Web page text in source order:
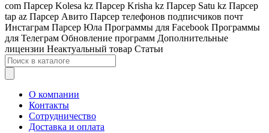
com Парсер Kolesa kz Парсер Krisha kz Парсер Satu kz Парсер
tap az Парсер Авито Парсер телефонов подписчиков почт
Инстаграм Парсер Юла Программы для Facebook Программы
для Телеграм Обновление программ Дополнительные
лицензии Неактуальный товар Статьи
О компании
Контакты
Сотрудничество
Доставка и оплата